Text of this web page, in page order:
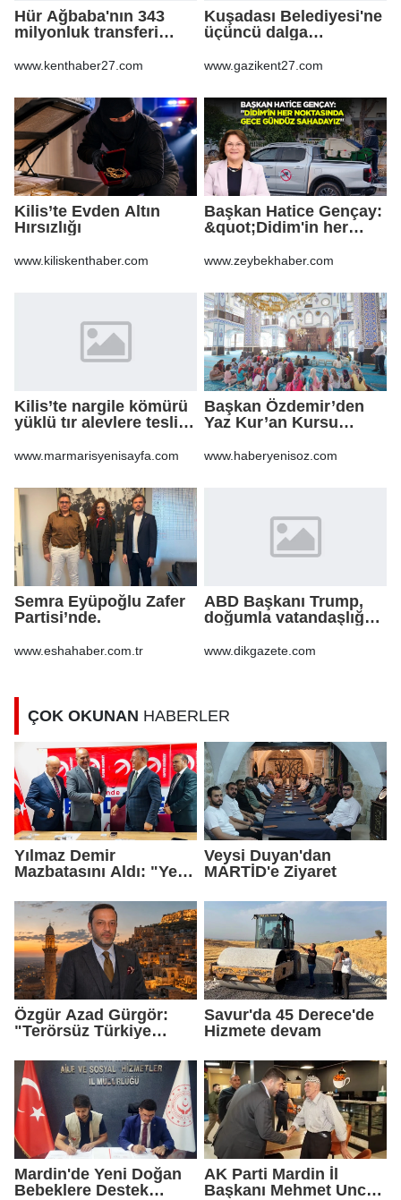
Hür Ağbaba'nın 343
milyonluk transferi
Ağbaba'ya milyonlar
www.kenthaber27.com
Kuşadası Belediyesi'ne
üçüncü dalga
www.gazikent27.com
Kilis’te Evden Altın
Hırsızlığı
www.kiliskenthaber.com
Başkan Hatice Gençay:
&quot;Didim'in her
gündüz
www.zeybekhaber.com
Kilis’te nargile kömürü
yüklü tır alevlere teslim
www.marmarisyenisayfa.com
Başkan Özdemir’den
Yaz Kur’an Kursu
www.haberyenisoz.com
Semra Eyüpoğlu Zafer
Partisi’nde.
www.eshahaber.com.tr
ABD Başkanı Trump,
doğumla vatandaşlığa
genişleten
www.dikgazete.com
ÇOK OKUNAN HABERLER
Yılmaz Demir
Mazbatasını Aldı: "Yeni
Geldik"
Veysi Duyan'dan
MARTİD'e Ziyaret
Özgür Azad Gürgör:
"Terörsüz Türkiye
Turizmi İçin Yeni Bir
Dönemin Başlangıcıdır"
Savur'da 45 Derece'de
Hizmete devam
Mardin'de Yeni Doğan
Bebeklere Destek
AK Parti Mardin İl
Başkanı Mehmet Uncu: